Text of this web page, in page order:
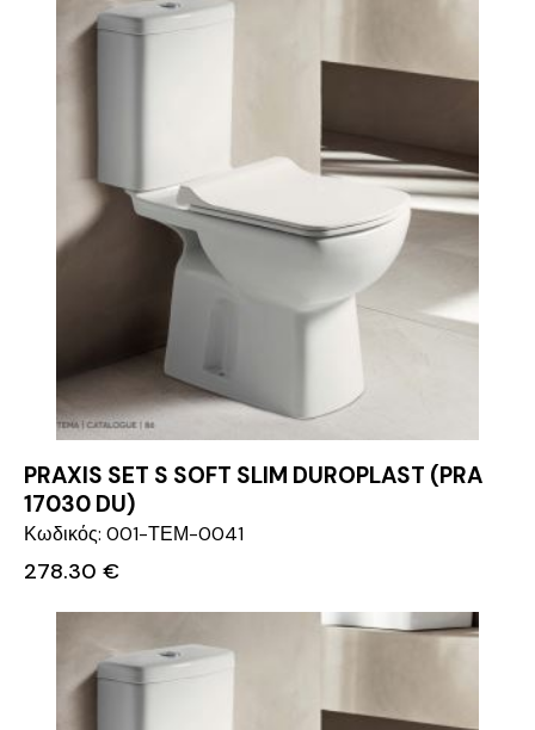
PRAXIS SET S SOFT SLIM DUROPLAST (PRA
17030 DU)
Κωδικός: 001-ΤΕΜ-0041
278.30 €